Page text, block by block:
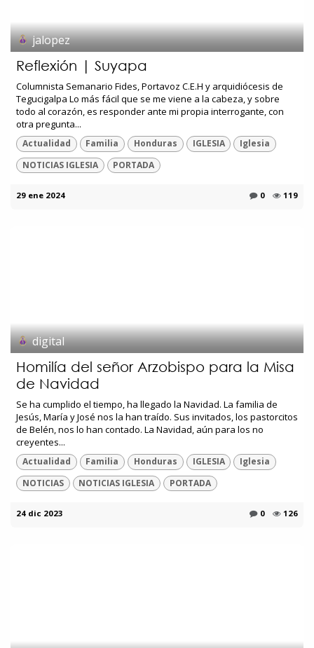
jalopez
Reflexión | Suyapa
Columnista Semanario Fides, Portavoz C.E.H y arquidiócesis de
Tegucigalpa Lo más fácil que se me viene a la cabeza, y sobre
todo al corazón, es responder ante mi propia interrogante, con
otra pregunta...
Actualidad Familia Honduras IGLESIA
Iglesia
NOTICIAS IGLESIA
PORTADA
29 ene 2024 0 119
digital
Homilía del señor Arzobispo para la Misa
de Navidad
Se ha cumplido el tiempo, ha llegado la Navidad. La familia de
Jesús, María y José nos la han traído. Sus invitados, los pastorcitos
de Belén, nos lo han contado. La Navidad, aún para los no
creyentes...
Actualidad Familia Honduras IGLESIA
Iglesia
NOTICIAS
NOTICIAS IGLESIA PORTADA
24 dic 2023 0 126